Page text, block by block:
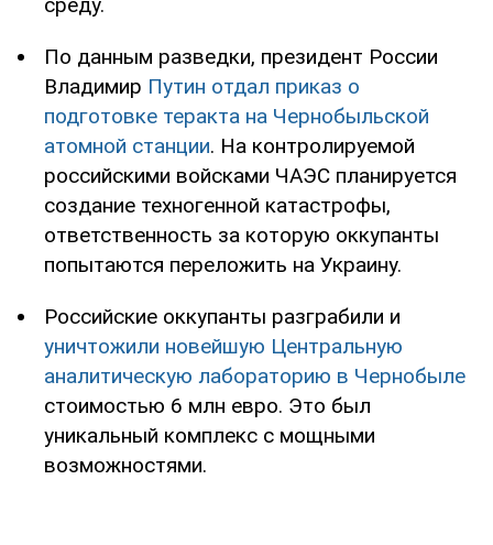
По данным разведки, президент России
Владимир Путин отдал приказ о
подготовке теракта на Чернобыльской
атомной станции. На контролируемой
российскими войсками ЧАЭС планируется
создание техногенной катастрофы,
ответственность за которую оккупанты
попытаются переложить на Украину.
Российские оккупанты разграбили и
уничтожили новейшую Центральную
аналитическую лабораторию в Чернобыле
стоимостью 6 млн евро. Это был
уникальный комплекс с мощными
возможностями.